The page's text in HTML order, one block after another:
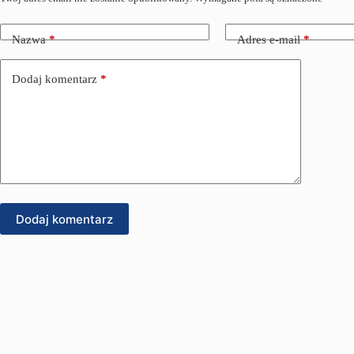
Nazwa* Adres e-mail*
Dodaj komentarz *
Dodaj komentarz